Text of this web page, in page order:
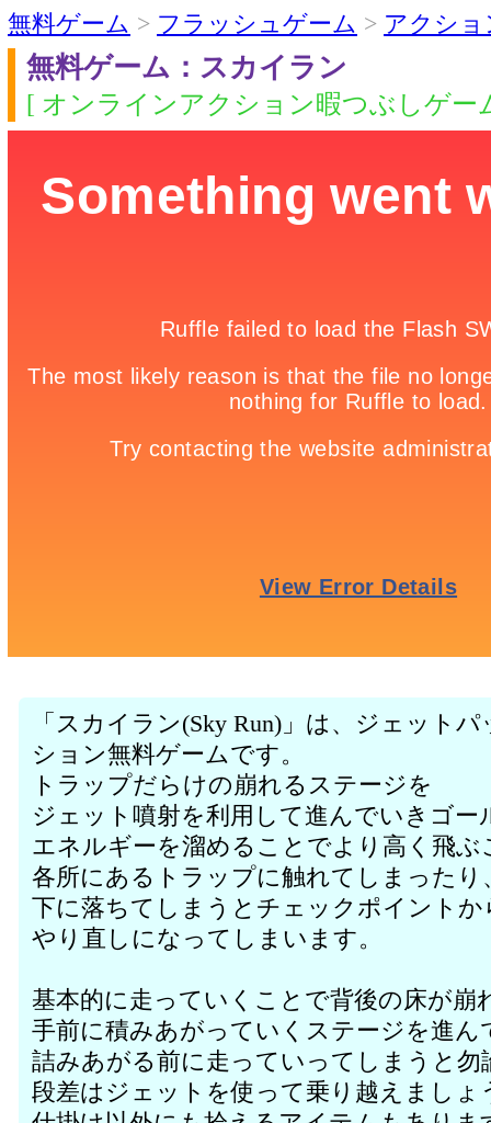
無料ゲーム > フラッシュゲーム > アクショ
無料ゲーム：スカイラン
[ オンラインアクション暇つぶしゲー
「スカイラン(Sky Run)」は、ジェット
ション無料ゲームです。
トラップだらけの崩れるステージを
ジェット噴射を利用して進んでいきゴー
エネルギーを溜めることでより高く飛ぶ
各所にあるトラップに触れてしまったり
下に落ちてしまうとチェックポイントか
やり直しになってしまいます。
基本的に走っていくことで背後の床が崩
手前に積みあがっていくステージを進ん
詰みあがる前に走っていってしまうと勿
段差はジェットを使って乗り越えましょ